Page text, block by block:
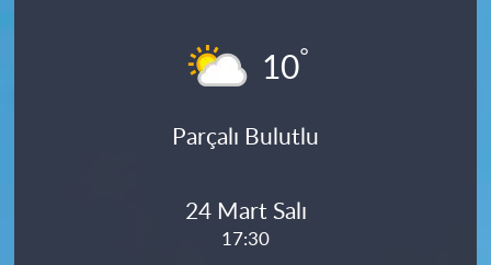
10°
Parçalı Bulutlu
24 Mart Salı
17:30